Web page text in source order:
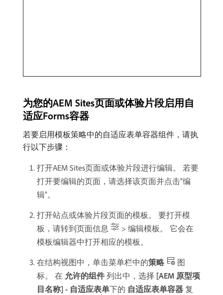
为您的AEM Sites页面或体验片段启用自
适应Forms容器
若要启用模板策略中的自适应表单容器组件，请执
行以下步骤：
打开AEM Sites页面或体验片段进行编辑。 若要
打开要编辑的页面，请选择该页面并点击“编
辑”。
打开站点或体验片段页面的模板。 要打开模
板，请转到页面信息
> 编辑模板。 它会在
模板编辑器中打开相应的模板。
在结构视图中，单击菜单栏中的​策略
图
标。 在​ 允许的组件 ​列出中，选择 [AEM 原型项
目名称] - 自适应表单​下的​ 自适应表单容器 ​复